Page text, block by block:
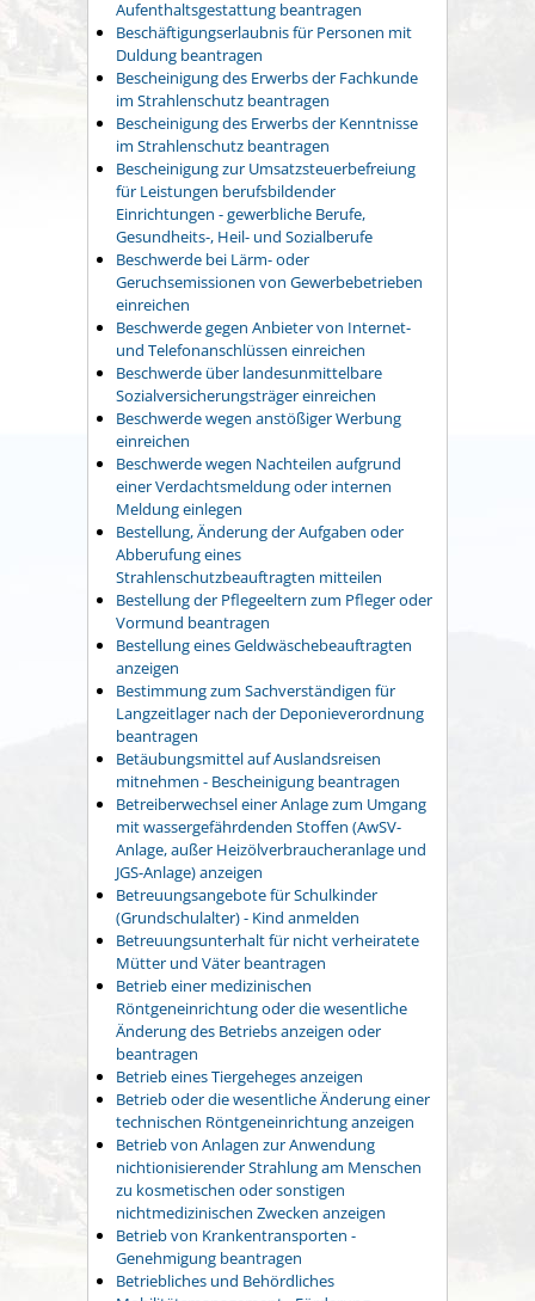
Aufenthaltsgestattung beantragen
Beschäftigungserlaubnis für Personen mit
Duldung beantragen
Bescheinigung des Erwerbs der Fachkunde
im Strahlenschutz beantragen
Bescheinigung des Erwerbs der Kenntnisse
im Strahlenschutz beantragen
Bescheinigung zur Umsatzsteuerbefreiung
für Leistungen berufsbildender
Einrichtungen - gewerbliche Berufe,
Gesundheits-, Heil- und Sozialberufe
Beschwerde bei Lärm- oder
Geruchsemissionen von Gewerbebetrieben
einreichen
Beschwerde gegen Anbieter von Internet-
und Telefonanschlüssen einreichen
Beschwerde über landesunmittelbare
Sozialversicherungsträger einreichen
Beschwerde wegen anstößiger Werbung
einreichen
Beschwerde wegen Nachteilen aufgrund
einer Verdachtsmeldung oder internen
Meldung einlegen
Bestellung, Änderung der Aufgaben oder
Abberufung eines
Strahlenschutzbeauftragten mitteilen
Bestellung der Pflegeeltern zum Pfleger oder
Vormund beantragen
Bestellung eines Geldwäschebeauftragten
anzeigen
Bestimmung zum Sachverständigen für
Langzeitlager nach der Deponieverordnung
beantragen
Betäubungsmittel auf Auslandsreisen
mitnehmen - Bescheinigung beantragen
Betreiberwechsel einer Anlage zum Umgang
mit wassergefährdenden Stoffen (AwSV-
Anlage, außer Heizölverbraucheranlage und
JGS-Anlage) anzeigen
Betreuungsangebote für Schulkinder
(Grundschulalter) - Kind anmelden
Betreuungsunterhalt für nicht verheiratete
Mütter und Väter beantragen
Betrieb einer medizinischen
Röntgeneinrichtung oder die wesentliche
Änderung des Betriebs anzeigen oder
beantragen
Betrieb eines Tiergeheges anzeigen
Betrieb oder die wesentliche Änderung einer
technischen Röntgeneinrichtung anzeigen
Betrieb von Anlagen zur Anwendung
nichtionisierender Strahlung am Menschen
zu kosmetischen oder sonstigen
nichtmedizinischen Zwecken anzeigen
Betrieb von Krankentransporten -
Genehmigung beantragen
Betriebliches und Behördliches